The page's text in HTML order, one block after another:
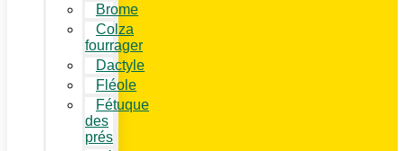
Brome
Colza
fourrager
Dactyle
Fléole
Fétuque
des
prés